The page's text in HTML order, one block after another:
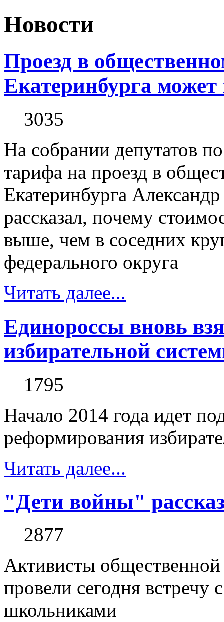
Новости
Проезд в
Екатеринбурга может
3035
На собрании депутатов
тарифа на проезд в
Екатеринбурга
рассказал, почему
выше, чем в соседних
федерального округа
Читать далее...
Единороссы вновь
избирательной
1795
Начало 2014 года идет
реформирования
Читать далее...
"Дети войны"
2877
Активисты
провели сегодня встречу
школьниками